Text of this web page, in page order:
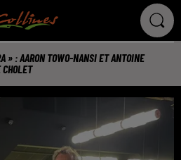
» : AARON TOWO-NANSI ET ANTOINE